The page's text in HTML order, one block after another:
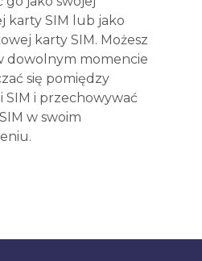
karty SIM lub jako
karty SIM. Możesz
dowolnym momencie
się pomiędzy
SIM i przechowywać
w swoim